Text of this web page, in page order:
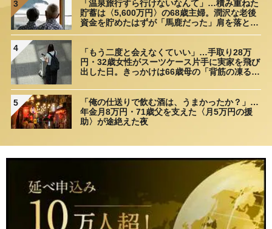
3
「温泉旅行すら行けないなんて」…積み重ねた
貯蓄は〈5,600万円〉の68歳主婦。潤沢な老後
資金を貯めたはずが「馬鹿だった」肩を落とす
4
「もう二度と会えなくていい」…手取り28万
円・32歳女性がスーツケース片手に実家を飛び
出した日。きっかけは66歳母の「背筋の凍る一
5
「俺の仕送りで飲む酒は、うまかったか？」…
年金月8万円・71歳父を支えた〈月5万円の援
助〉が途絶えた夜